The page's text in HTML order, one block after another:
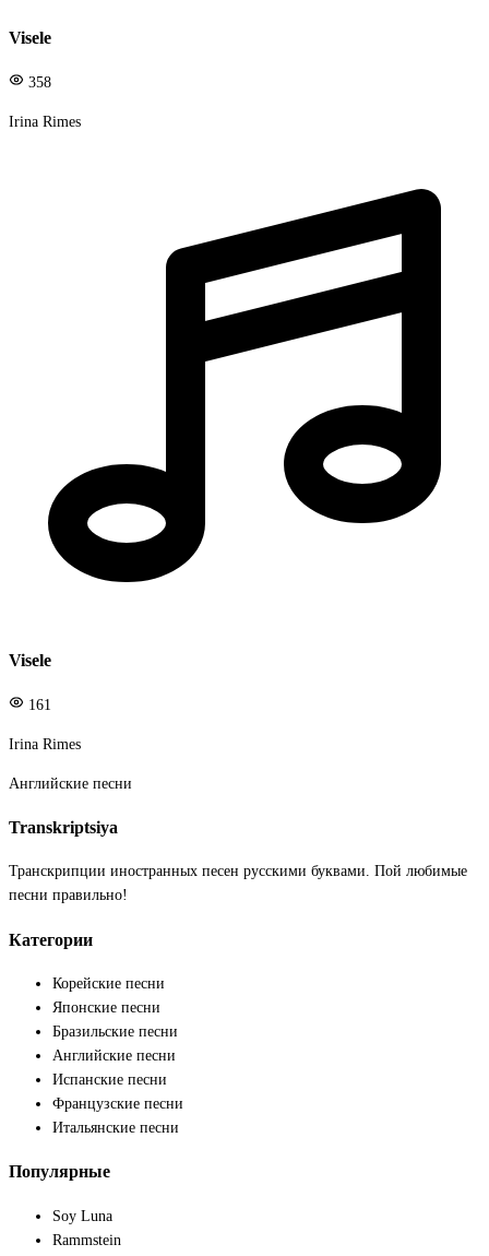
Visele
358
Irina Rimes
Visele
161
Irina Rimes
Английские песни
Transkriptsiya
Транскрипции иностранных песен русскими буквами. Пой любимые
песни правильно!
Категории
Корейские песни
Японские песни
Бразильские песни
Английские песни
Испанские песни
Французские песни
Итальянские песни
Популярные
Soy Luna
Rammstein